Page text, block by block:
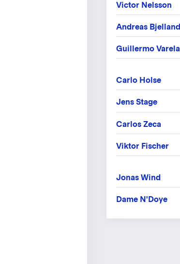
Victor Nelsson
Andreas Bjelland
Guillermo Varela
Carlo Holse
Jens Stage
Carlos Zeca
Viktor Fischer
Jonas Wind
Dame N'Doye